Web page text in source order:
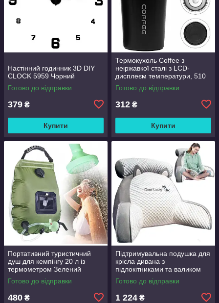
Настінний годинник 3D DIY
CLOCK 5959 Чорний
Готово до відправки
379 ₴
Купити
Термокухоль Coffee з
неіржавкої сталі з LCD-
дисплеєм температури, 510
мл Чорний
Готово до відправки
312 ₴
Купити
Портативний туристичний
душ для кемпінгу 20 л із
термометром Зелений
Готово до відправки
480 ₴
Підтримувальна подушка для
крісла дивана з
підлокітниками та валиком
Good Lucky
Готово до відправки
1 224 ₴